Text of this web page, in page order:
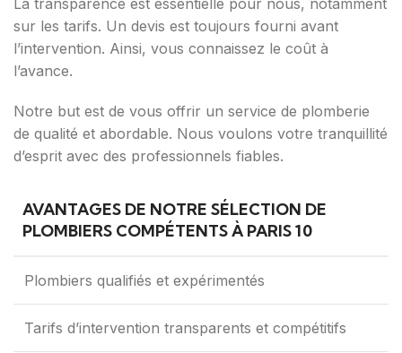
La transparence est essentielle pour nous, notamment
sur les tarifs. Un devis est toujours fourni avant
l’intervention. Ainsi, vous connaissez le coût à
l’avance.
Notre but est de vous offrir un service de plomberie
de qualité et abordable. Nous voulons votre tranquillité
d’esprit avec des professionnels fiables.
AVANTAGES DE NOTRE SÉLECTION DE
PLOMBIERS COMPÉTENTS À PARIS 10
Plombiers qualifiés et expérimentés
Tarifs d’intervention transparents et compétitifs